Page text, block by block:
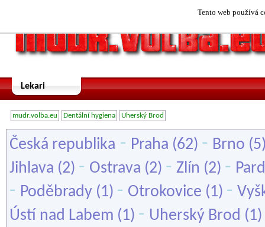
Tento web používá
Lekari
mudr.volba.eu Dentální hygiena Uherský Brod
Česká republika - Praha (62) - Brno
Jihlava (2) - Ostrava (2) - Zlín (2) -
- Poděbrady (1) - Otrokovice (1) -
Ústí nad Labem (1) - Uherský Brod (1)